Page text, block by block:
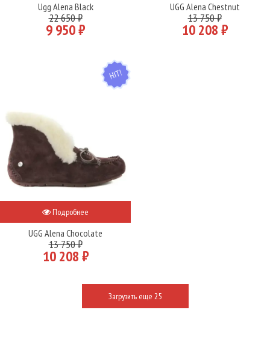
Ugg Alena Black
22 650 ₽
9 950 ₽
UGG Alena Chestnut
13 750 ₽
10 208 ₽
HIT
Подробнее
UGG Alena Chocolate
13 750 ₽
10 208 ₽
Загрузить еще 25